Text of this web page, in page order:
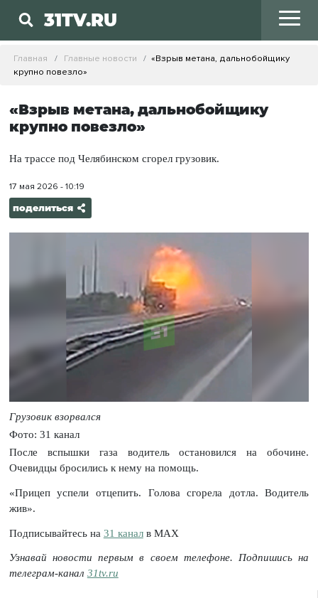
31TV.RU
Главная Главные новости
«Взрыв метана, дальнобойщику
крупно повезло»
«Взрыв метана, дальнобойщику
крупно повезло»
На трассе под Челябинском сгорел грузовик.
17 мая 2026 - 10:19
поделиться
Грузовик взорвался
Фото: 31 канал
После вспышки газа водитель остановился на обочине.
Очевидцы бросились к нему на помощь.
«Прицеп успели отцепить. Голова сгорела дотла. Водитель
жив».
Подписывайтесь на 31 каналв МАХ
Узнавай новости первым в своем телефоне. Подпишись на
телеграм-канал 31tv.ru